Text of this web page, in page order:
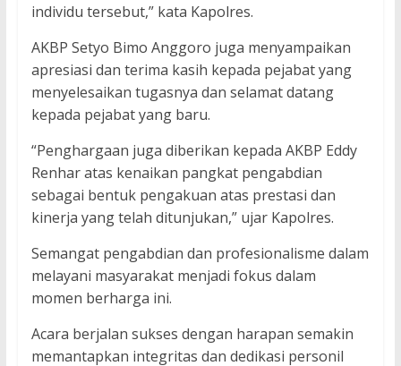
individu tersebut,” kata Kapolres.
AKBP Setyo Bimo Anggoro juga menyampaikan
apresiasi dan terima kasih kepada pejabat yang
menyelesaikan tugasnya dan selamat datang
kepada pejabat yang baru.
“Penghargaan juga diberikan kepada AKBP Eddy
Renhar atas kenaikan pangkat pengabdian
sebagai bentuk pengakuan atas prestasi dan
kinerja yang telah ditunjukan,” ujar Kapolres.
Semangat pengabdian dan profesionalisme dalam
melayani masyarakat menjadi fokus dalam
momen berharga ini.
Acara berjalan sukses dengan harapan semakin
memantapkan integritas dan dedikasi personil